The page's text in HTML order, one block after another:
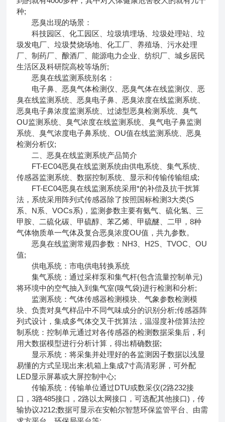
种;
恶臭出现的场景：
科技园区、化工园区、垃圾填埋场、垃圾处理站、垃
圾发电厂、垃圾焚烧场地、化工厂、养殖场、污水处理
厂、制药厂、酿酒厂、能源电力企业、纺织厂、城乡居民
生活区及科研院高校等场所;
恶臭在线监测系统别名：
电子鼻、恶臭气体检测仪、恶臭气体在线监测仪、恶
臭在线监测系统、恶臭电子鼻、恶臭浓度在线监测系统、
恶臭电子鼻浓度监测系统、过滤型恶臭检测系统、臭气
OU监测系统、臭气浓度在线监测系统、臭气电子鼻监测
系统、臭气浓度电子鼻系统、OU值在线监测系统、恶臭
检测分析仪;
二、恶臭在线监测系统产品简介
FT-EC04恶臭在线监测系统由供电系统、集气系统、
传感器监测系统、数据控制系统、显示和传输传输组成;
FT-EC04恶臭在线监测系统采用*的补偿及抗干扰算
法，系统采用阵列式传感器除了按照国标检测3大类(S
系、N系、VOCs系)，监测参数主要有氨气、硫化氢、三
甲胺、二硫化碳、甲硫醇、苯乙烯、甲硫醚、二甲，8种
气体物质单一气体及复合恶臭浓度OU值，共九参数。
恶臭在线监测常规四参数：NH3、H2S、TVOC、OU
值;
供电系统：市电供电转换系统
集气系统：通过采样泵和集气杆(包含流量控制单元)
将环境中的空气抽入到集气室(嗅气袋)进行检测和分析;
监测系统：气体传感器检测模块、气象参数检测模
块、负责对臭气样品中不同气味成分的识别分析;传感器阵
列式设计，集成多气体交叉干扰算法，温湿度补偿算法控
制系统：控制单元通过对各传感器的检测数据采集后，利
用大数据模型进行分析计算，得出精确数据;
显示系统：将采集并处理好的各监测因子数据以浅显
易懂的方式呈现出来;机箱上集成7寸高清彩屏，可外配
LED显示屏幕或大屏控制中心;
传输系统：传输单位通过DTU或数采仪(2路232接
口，3路485接口，2路以太网接口，可选配其他接口)，传
输协议J212;数据可显示在安帕尔智慧环保监管平台、由需